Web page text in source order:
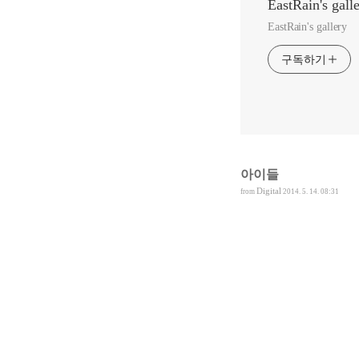
EastRain's
EastRain's gallery
구독하기
아이들
from Digital 2014. 5. 14. 08:31